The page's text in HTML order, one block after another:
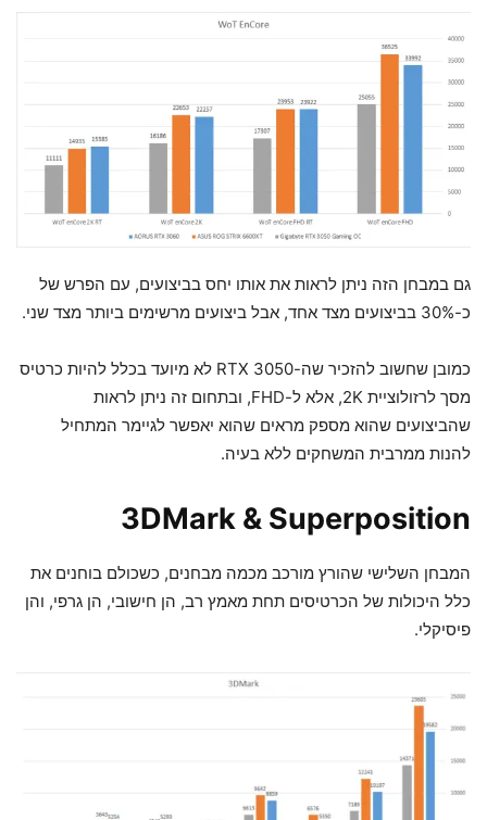
גם במבחן הזה ניתן לראות את אותו יחס בביצועים, עם הפרש של
כ-30% בביצועים מצד אחד, אבל ביצועים מרשימים ביותר מצד שני.
כמובן שחשוב להזכיר שה-RTX 3050 לא מיועד בכלל להיות כרטיס
מסך לרזולוציית 2K, אלא ל-FHD, ובתחום זה ניתן לראות
שהביצועים שהוא מספק מראים שהוא יאפשר לגיימר המתחיל
להנות ממרבית המשחקים ללא בעיה.
3DMark & Superposition
המבחן השלישי שהורץ מורכב מכמה מבחנים, כשכולם בוחנים את
כלל היכולות של הכרטיסים תחת מאמץ רב, הן חישובי, הן גרפי, והן
פיסיקלי.